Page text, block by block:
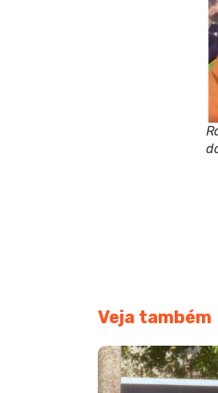
Veja também